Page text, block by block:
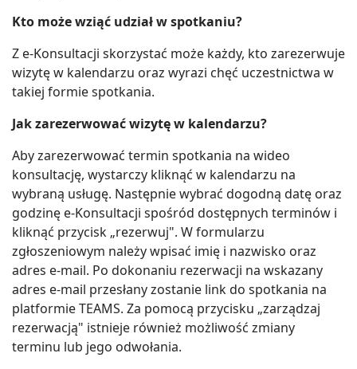
Kto może wziąć udział w spotkaniu?
Z e-Konsultacji skorzystać może każdy, kto zarezerwuje
wizytę w kalendarzu oraz wyrazi chęć uczestnictwa w
takiej formie spotkania.
Jak zarezerwować wizytę w kalendarzu?
Aby zarezerwować termin spotkania na wideo
konsultację, wystarczy kliknąć w kalendarzu na
wybraną usługę. Następnie wybrać dogodną datę oraz
godzinę e-Konsultacji spośród dostępnych terminów i
kliknąć przycisk „rezerwuj". W formularzu
zgłoszeniowym należy wpisać imię i nazwisko oraz
adres e-mail. Po dokonaniu rezerwacji na wskazany
adres e-mail przesłany zostanie link do spotkania na
platformie TEAMS. Za pomocą przycisku „zarządzaj
rezerwacją" istnieje również możliwość zmiany
terminu lub jego odwołania.